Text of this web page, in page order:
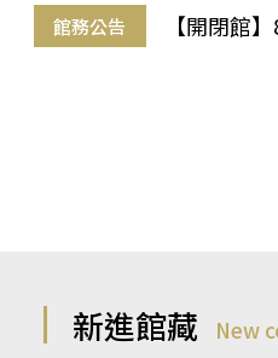
館務公告 【開閉館
新進館藏 New